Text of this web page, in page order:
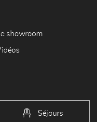
Le showroom
Séjours